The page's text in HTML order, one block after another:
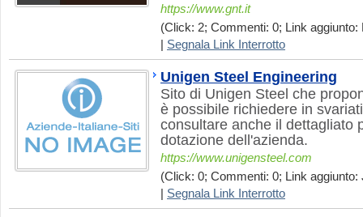
https://www.gnt.it
(Click: 2; Commenti: 0; Link aggiunto:
Segnala Link Interrotto
Unigen Steel Engineering
Sito di Unigen Steel che
è possibile richiedere in
consultare anche il dettagliato
dotazione dell'azienda.
https://www.unigensteel.com
(Click: 0; Commenti: 0; Link aggiunto:
Segnala Link Interrotto